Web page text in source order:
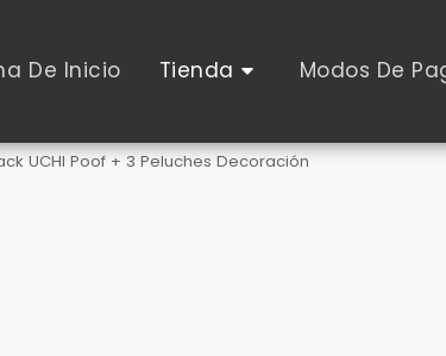
De Inicio Tienda Modos De
UCHI Poof + 3 Peluches Decoración